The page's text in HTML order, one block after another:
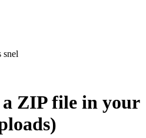
snel
ZIP file in your